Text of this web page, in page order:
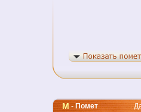
M-ПометДата